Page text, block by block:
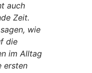
auch
Zeit.
wie
die
im Alltag
ersten